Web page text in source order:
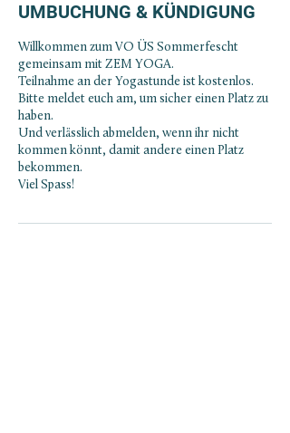
UMBUCHUNG & KÜNDIGUNG
Willkommen zum VO ÜS Sommerfescht
gemeinsam mit ZEM YOGA.
Teilnahme an der Yogastunde ist kostenlos.
Bitte meldet euch am, um sicher einen Platz zu
haben.
Und verlässlich abmelden, wenn ihr nicht
kommen könnt, damit andere einen Platz
bekommen.
Viel Spass!